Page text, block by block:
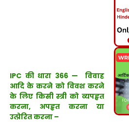
IPC की धारा 366 — विवाह
आदि के करने को विवश करने
के लिए किसी स्त्री को व्यपहृत
करना, अपहृत करना या
उत्प्रेरित करना –